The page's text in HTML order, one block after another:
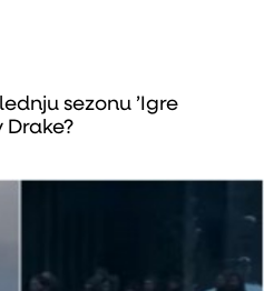
sezonu ’Igre
Drake?